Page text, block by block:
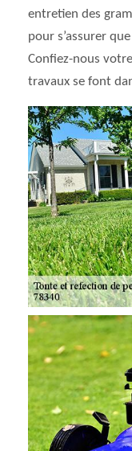
entretien des
pour s’assurer
Confiez-nous
travaux se font